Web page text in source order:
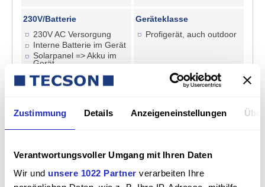
Zustimmung Details Anzeigeneinstellungen
Verantwortungsvoller Umgang mit Ihren Daten
Wir und unsere 1022 Partner verarbeiten Ihre
230V/Batterie
230V AC Versorgung
Interne Batterie im Gerät
Solarpanel => Akku im
Gerät
Geräteklasse
Profigerät, auch outdoor
Pflichtfeld
mit/ohne Messsonde*
Pflichtfeld
Stromversorgung*